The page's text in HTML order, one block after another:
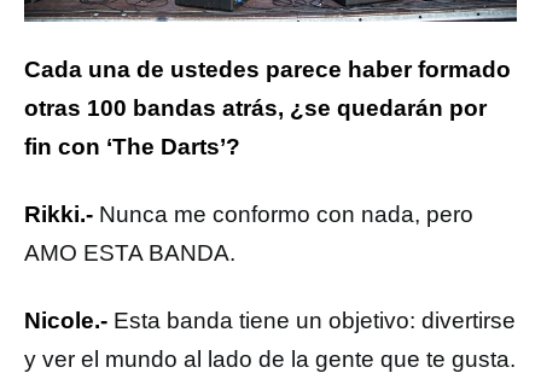
Cada una de ustedes parece haber formado
otras 100 bandas atrás, ¿se quedarán por
fin con ‘The Darts’?
Rikki.- Nunca me conformo con nada, pero
AMO ESTA BANDA.
Nicole.- Esta banda tiene un objetivo: divertirse
y ver el mundo al lado de la gente que te gusta.